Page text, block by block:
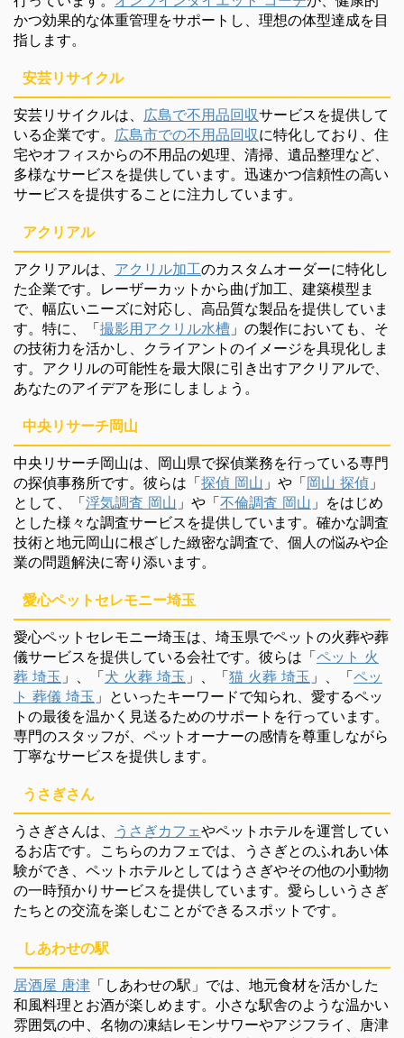
かつ効果的な体重管理をサポートし、理想の体型達成を目
指します。
安芸リサイクル
安芸リサイクルは、 広島で不用品回収サービスを提供して
いる企業です。 広島市での不用品回収に特化しており、住
宅やオフィスからの不用品の処理、清掃、遺品整理など、
多様なサービスを提供しています。迅速かつ信頼性の高い
サービスを提供することに注力しています。
アクリアル
アクリアルは、 アクリル加工のカスタムオーダーに特化し
た企業です。レーザーカットから曲げ加工、建築模型ま
で、幅広いニーズに対応し、高品質な製品を提供していま
す。特に、「撮影用アクリル水槽 」の製作においても、そ
の技術力を活かし、クライアントのイメージを具現化しま
す。アクリルの可能性を最大限に引き出すアクリアルで、
あなたのアイデアを形にしましょう。
中央リサーチ岡山
中央リサーチ岡山は、岡山県で探偵業務を行っている専門
の探偵事務所です。彼らは「探偵 岡山 」や「岡山 探偵 」
として、「浮気調査 岡山 」や「不倫調査 岡山 」をはじめ
とした様々な調査サービスを提供しています。確かな調査
技術と地元岡山に根ざした緻密な調査で、個人の悩みや企
業の問題解決に寄り添います。
愛心ペットセレモニー埼玉
愛心ペットセレモニー埼玉は、埼玉県でペットの火葬や葬
儀サービスを提供している会社です。彼らは「ペット 火
葬 埼玉 」、「犬 火葬 埼玉 」、「猫 火葬 埼玉 」、「ペッ
ト 葬儀 埼玉 」といったキーワードで知られ、愛するペッ
トの最後を温かく見送るためのサポートを行っています。
専門のスタッフが、ペットオーナーの感情を尊重しながら
丁寧なサービスを提供します。
うさぎさん
うさぎさんは、 うさぎカフェやペットホテルを運営してい
るお店です。こちらのカフェでは、うさぎとのふれあい体
験ができ、ペットホテルとしてはうさぎやその他の小動物
の一時預かりサービスを提供しています。愛らしいうさぎ
たちとの交流を楽しむことができるスポットです。
しあわせの駅
居酒屋 唐津 「しあわせの駅」では、地元食材を活かした
和風料理とお酒が楽しめます。小さな駅舎のような温かい
雰囲気の中、名物の凍結レモンサワーやアジフライ、唐津